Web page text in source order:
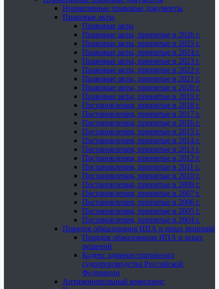
Нормативные правовые документы
Правовые акты
Правовые акты
Правовые акты, принятые в 2026 г.
Правовые акты, принятые в 2025 г.
Правовые акты, принятые в 2024 г.
Правовые акты, принятые в 2023 г.
Правовые акты, принятые в 2022 г.
Правовые акты, принятые в 2021 г.
Правовые акты, принятые в 2020 г.
Правовые акты, принятые в 2019 г.
Постановления, принятые в 2018 г.
Постановления, принятые в 2017 г.
Постановления, принятые в 2016 г.
Постановления, принятые в 2015 г.
Постановления, принятые в 2014 г.
Постановления, принятые в 2013 г.
Постановления, принятые в 2012 г.
Постановления, принятые в 2011 г.
Постановления, принятые в 2010 г.
Постановления, принятые в 2009 г.
Постановления, принятые в 2007 г.
Постановления, принятые в 2006 г.
Постановления, принятые в 2005 г.
Постановления, принятые в 2004 г.
Порядок обжалования НПА и иных решений
Порядок обжалования НПА и иных
решений
Кодекс административного
судопроизводства Российской
Федерации
Антимонопольный комплаенс